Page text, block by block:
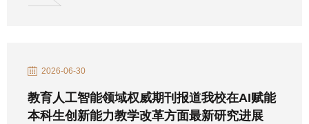
2026-06-30
教育人工智能领域权威期刊报道我校在AI赋能
本科生创新能力教学改革方面最新研究进展